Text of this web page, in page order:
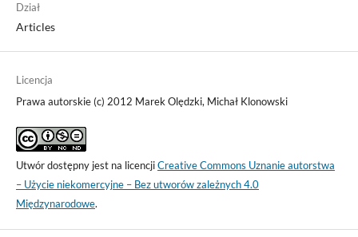
Dział
Articles
Licencja
Prawa autorskie (c) 2012 Marek Olędzki, Michał Klonowski
Utwór dostępny jest na licencjiCreative Commons Uznanie autorstwa
– Użycie niekomercyjne – Bez utworów zależnych 4.0
Międzynarodowe.